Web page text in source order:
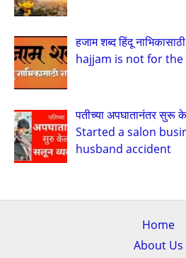
हजाम शब्द हिंदू
hajjam is not for
पतीच्या अपघातानंतर
Started a salon
husband accident
Home
About Us